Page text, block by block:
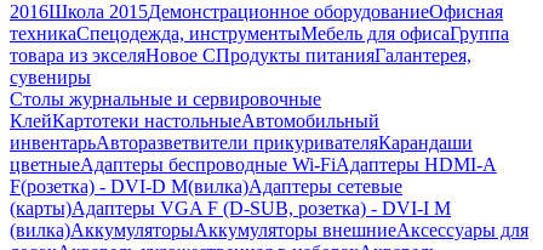
2016Школа 2015Демонстрационное оборудованиеОфисная
техникаСпецодежда, инструментыМебель для офисаГруппа
товара из экселяНовое СПродукты питанияГалантерея,
сувениры
Столы журнальные и сервировочные
КлейКартотеки настольныеАвтомобильный
инвентарьАвторазветвители прикуривателяКарандаши
цветныеАдаптеры беспроводные Wi-FiАдаптеры HDMI-A
F(розетка) - DVI-D M(вилка)Адаптеры сетевые
(карты)Адаптеры VGA F (D-SUB, розетка) - DVI-I M
(вилка)АккумуляторыАккумуляторы внешниеАксессуары для